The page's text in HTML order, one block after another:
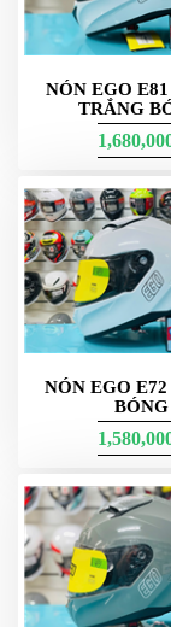
SẢN
PHẨM
MỚI
BLOG
HỆ
HƯỚNG
DẪN
MUA
HÀNG
NÓN EGO
TRẮNG
NÓN EGO
BÓNG